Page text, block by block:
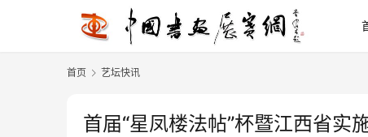
首页 艺坛快讯
首届“星凤楼法帖”杯暨江西省实